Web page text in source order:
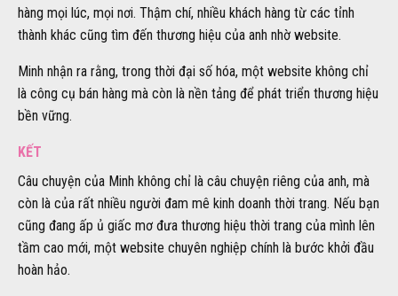
hàng mọi lúc, mọi nơi. Thậm chí, nhiều khách hàng từ các tỉnh
thành khác cũng tìm đến thương hiệu của anh nhờ website.
Minh nhận ra rằng, trong thời đại số hóa, một website không chỉ
là công cụ bán hàng mà còn là nền tảng để phát triển thương hiệu
bền vững.
KẾT
Câu chuyện của Minh không chỉ là câu chuyện riêng của anh, mà
còn là của rất nhiều người đam mê kinh doanh thời trang. Nếu bạn
cũng đang ấp ủ giấc mơ đưa thương hiệu thời trang của mình lên
tầm cao mới, một website chuyên nghiệp chính là bước khởi đầu
hoàn hảo.